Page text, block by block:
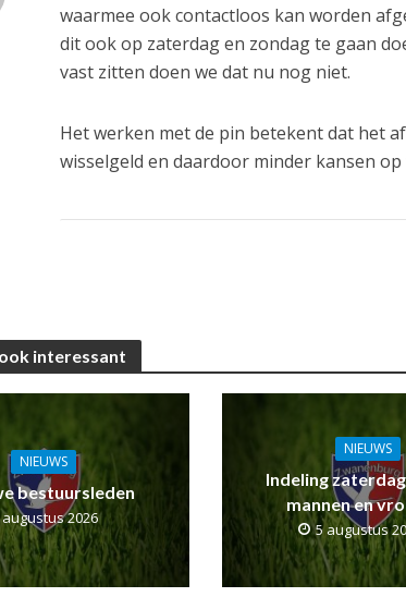
waarmee ook contactloos kan worden
dit ook op zaterdag en zondag te gaan
vast zitten doen we dat nu nog niet.
Het werken met de pin betekent dat het
wisselgeld en daardoor minder kansen
interessant
NIEUWS
bestuursleden
augustus 2026
NIEUWS
Indeling
mannen en
5 augustus